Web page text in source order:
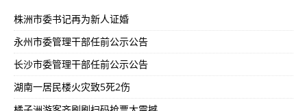
株洲市委书记再为新人证婚
永州市委管理干部任前公示公告
长沙市委管理干部任前公示公告
湖南一居民楼火灾致5死2伤